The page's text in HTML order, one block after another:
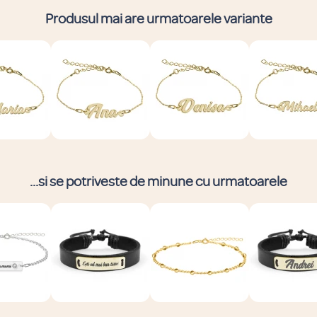
Produsul mai are urmatoarele variante
...si se potriveste de minune cu urmatoarele